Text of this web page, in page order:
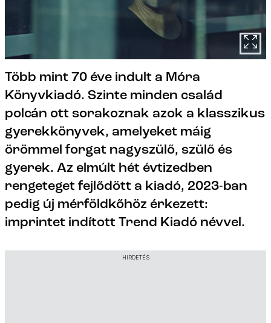
Több mint 70 éve indult a Móra
Könyvkiadó. Szinte minden család
polcán ott sorakoznak azok a klasszikus
gyerekkönyvek, amelyeket máig
örömmel forgat nagyszülő, szülő és
gyerek. Az elmúlt hét évtizedben
rengeteget fejlődött a kiadó, 2023-ban
pedig új mérföldkőhöz érkezett:
imprintet indított Trend Kiadó névvel.
HIRDETÉS